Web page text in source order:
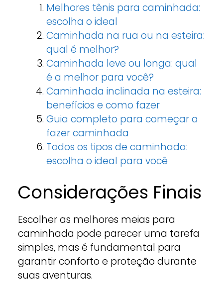
Melhores tênis para caminhada:
escolha o ideal
Caminhada na rua ou na esteira:
qual é melhor?
Caminhada leve ou longa: qual
é a melhor para você?
Caminhada inclinada na esteira:
benefícios e como fazer
Guia completo para começar a
fazer caminhada
Todos os tipos de caminhada:
escolha o ideal para você
Considerações Finais
Escolher as melhores meias para
caminhada pode parecer uma tarefa
simples, mas é fundamental para
garantir conforto e proteção durante
suas aventuras.